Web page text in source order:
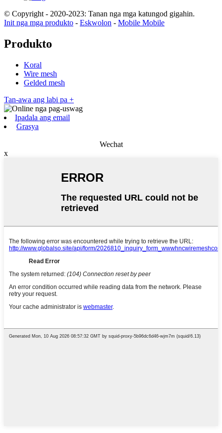
© Copyright - 2020-2023: Tanan nga mga katungod gigahin.
Init nga mga produkto - Eskwolon - Mobile Mobile
Produkto
Koral
Wire mesh
Gelded mesh
Tan-awa ang labi pa +
Ipadala ang email
Grasya
Wechat
x